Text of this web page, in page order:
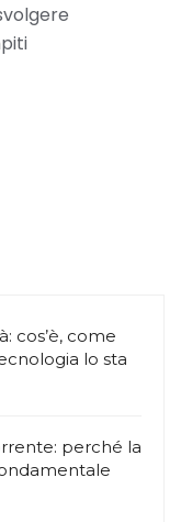
cos’è, come
lo sta
perché la